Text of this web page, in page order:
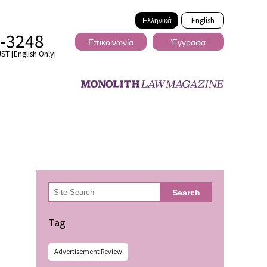
Ελληνικά English
3248
[English Only]
Επικοινωνία Έγγραφα
検
索 Search
Tag
Advertisement Review